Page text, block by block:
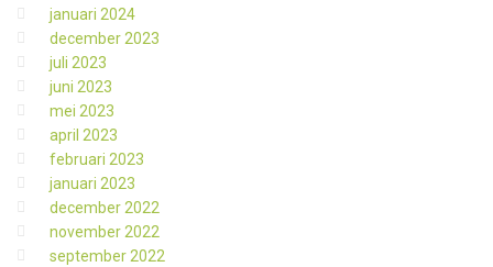
januari 2024
december 2023
juli 2023
juni 2023
mei 2023
april 2023
februari 2023
januari 2023
december 2022
november 2022
september 2022